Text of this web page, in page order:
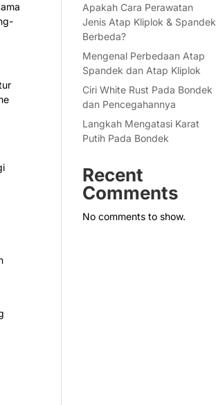
Apakah Cara Perawatan
Jenis Atap Kliplok & Spandek
Berbeda?
Mengenal Perbedaan Atap
Spandek dan Atap Kliplok
Ciri White Rust Pada Bondek
dan Pencegahannya
Langkah Mengatasi Karat
Putih Pada Bondek
Recent
Comments
No comments to show.